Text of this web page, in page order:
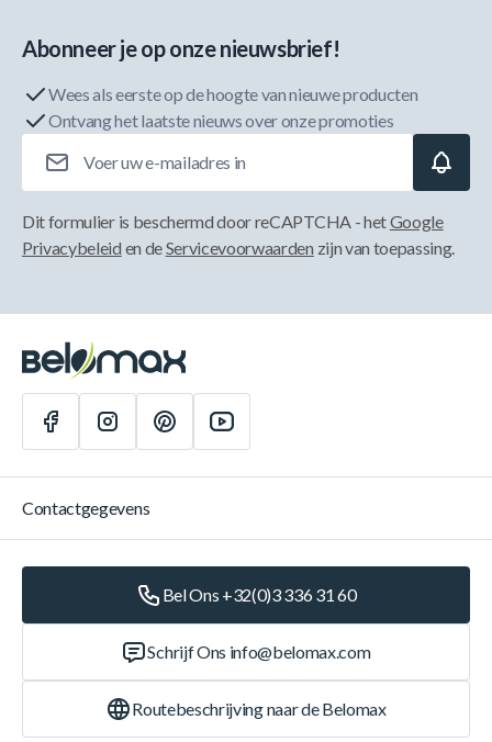
Abonneer je op onze nieuwsbrief!
Wees als eerste op de hoogte van nieuwe producten
Ontvang het laatste nieuws over onze promoties
Dit formulier is beschermd door reCAPTCHA - hetGoogle
Privacybeleid en deServicevoorwaarden zijn van toepassing.
Contactgegevens
Bel Ons +32(0)3 336 31 60
Schrijf Ons info@belomax.com
Routebeschrijving naar de Belomax